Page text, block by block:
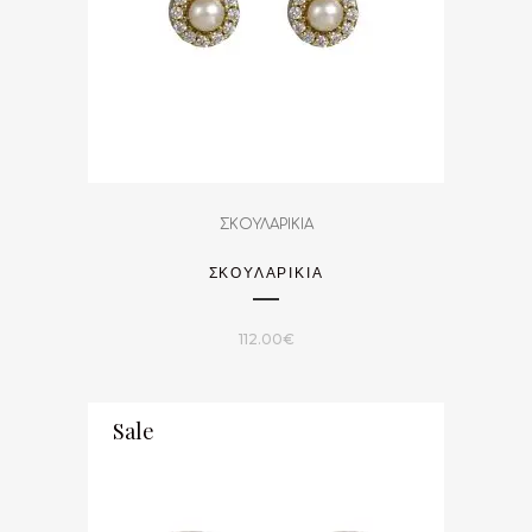
ΣΚΟΥΛΑΡΙΚΙΑ
ΣΚΟΥΛΑΡΙΚΙΑ
112.00€
Sale